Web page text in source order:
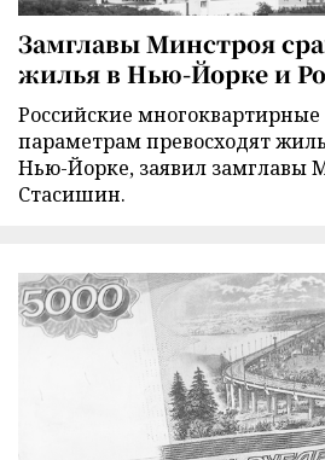
Замглавы Минстроя
жилья в Нью-Йорке и
Российские
параметрам превосходят
Нью-Йорке, заявил замглавы
Стасишин.